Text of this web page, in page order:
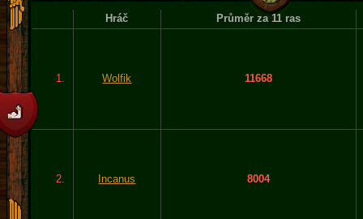
Hráč Průměr za 11 ras
1. Wolfik 11668
2. Incanus 8004